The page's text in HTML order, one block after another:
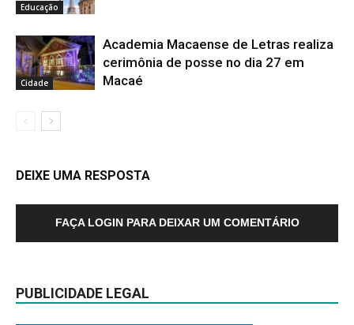
Educação
Cidade
Academia Macaense de Letras realiza
cerimônia de posse no dia 27 em
Macaé
DEIXE UMA RESPOSTA
FAÇA LOGIN PARA DEIXAR UM COMENTÁRIO
PUBLICIDADE LEGAL